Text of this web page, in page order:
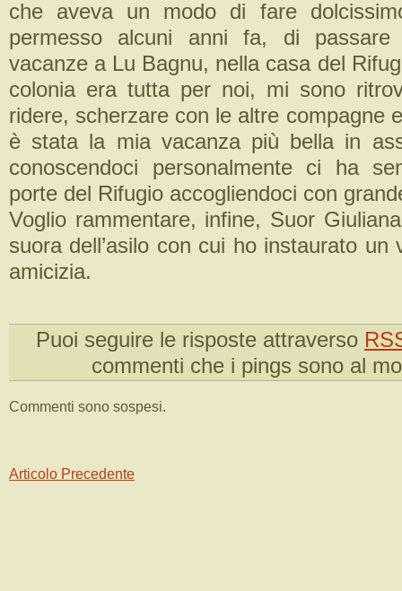
che aveva un modo di fare
permesso alcuni anni fa, di
vacanze a Lu Bagnu, nella casa del
colonia era tutta per noi, mi sono
ridere, scherzare con le altre compagne
è stata la mia vacanza più bella in
conoscendoci personalmente ci ha
porte del Rifugio accogliendoci con
Voglio rammentare, infine, Suor
suora dell’asilo con cui ho instaurato un
amicizia.
Puoi seguire le risposte attraverso
commenti che i pings sono al
Commenti sono sospesi.
Articolo Precedente